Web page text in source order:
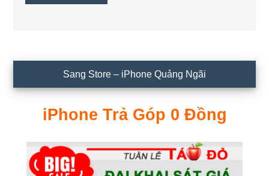
chính
Sang Store – iPhone Quảng Ngãi
iPhone Trả Góp 0 Đồng